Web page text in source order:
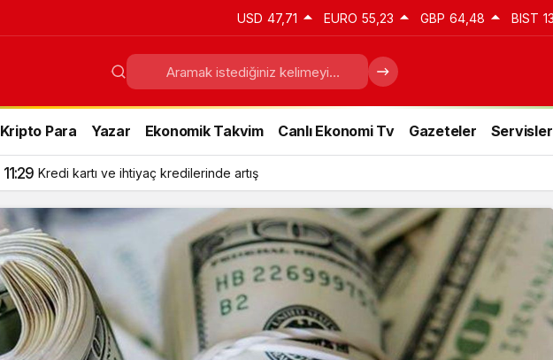
USD 47,71 EURO 55,23 GBP 64,48 BIST
Kripto Para Yazar Ekonomik Takvim Canlı Ekonomi Tv Gazeteler Servisler
11:29 Kredi kartı ve ihtiyaç kredilerinde artış